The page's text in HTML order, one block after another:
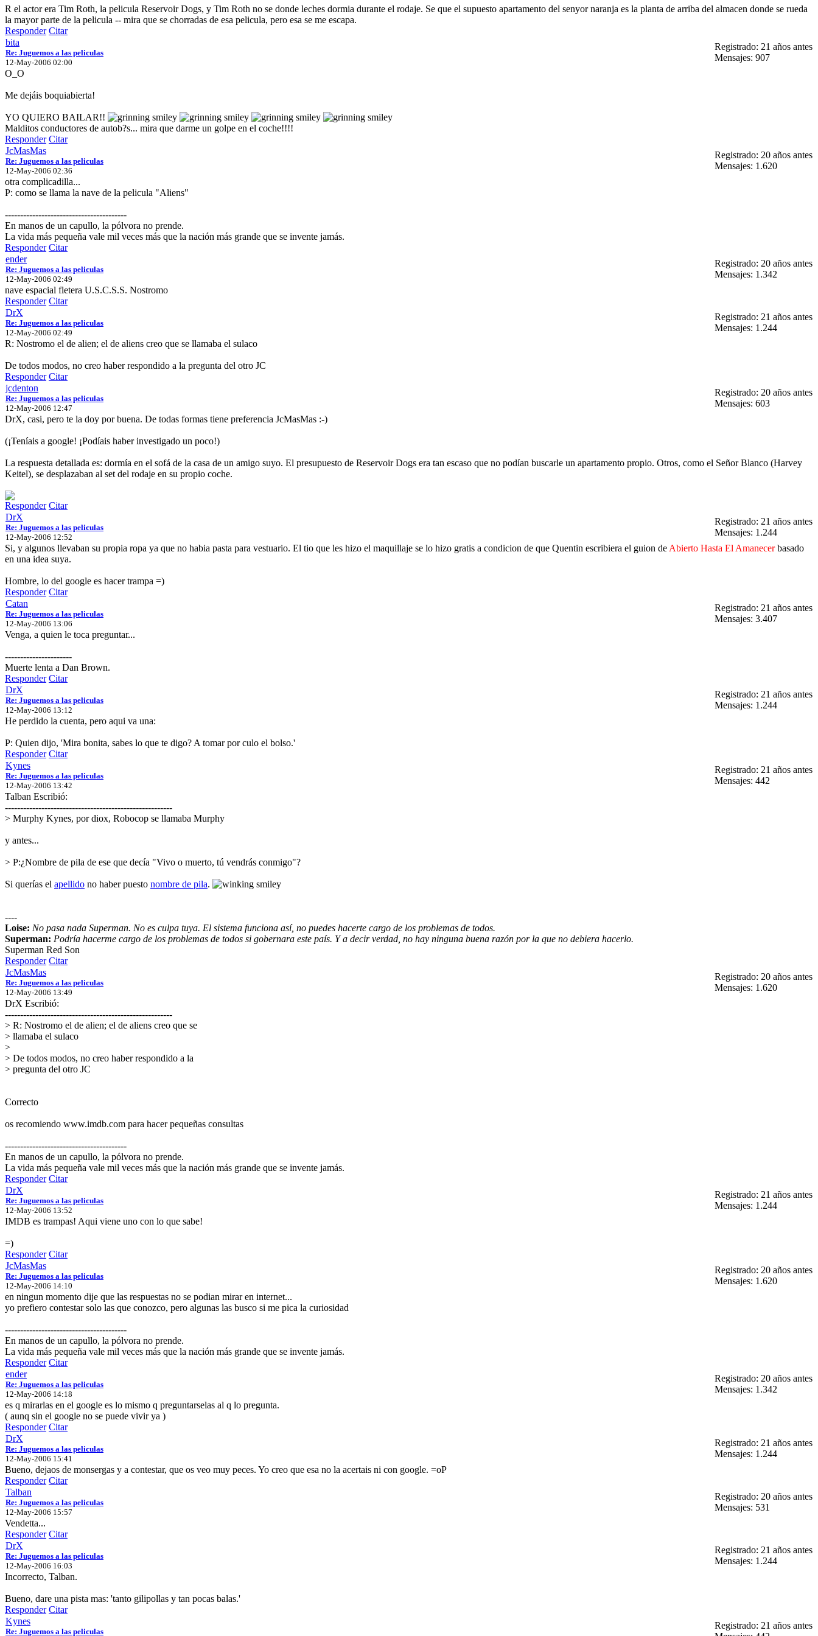
R el actor era Tim Roth, la pelicula Reservoir Dogs, y Tim Roth no se donde leches dormia durante el rodaje. Se que el supuesto apartamento del senyor naranja es la planta de arriba del almacen donde se rueda
la mayor parte de la pelicula -- mira que se chorradas de esa pelicula, pero esa se me escapa.
Responder Citar
bita
Re: Juguemos a las peliculas
12-May-2006 02:00
Registrado: 21 años antes
Mensajes: 907
O_O
Me dejáis boquiabierta!
YO QUIERO BAILAR!!
Malditos conductores de autob?s... mira que darme un golpe en el coche!!!!
Responder Citar
JcMasMas
Re: Juguemos a las peliculas
12-May-2006 02:36
Registrado: 20 años antes
Mensajes: 1.620
otra complicadilla...
P: como se llama la nave de la pelicula "Aliens"
----------------------------------------
En manos de un capullo, la pólvora no prende.
La vida más pequeña vale mil veces más que la nación más grande que se invente jamás.
Responder Citar
ender
Re: Juguemos a las peliculas
12-May-2006 02:49
Registrado: 20 años antes
Mensajes: 1.342
nave espacial fletera U.S.C.S.S. Nostromo
Responder Citar
DrX
Re: Juguemos a las peliculas
12-May-2006 02:49
Registrado: 21 años antes
Mensajes: 1.244
R: Nostromo el de alien; el de aliens creo que se llamaba el sulaco
De todos modos, no creo haber respondido a la pregunta del otro JC
Responder Citar
jcdenton
Re: Juguemos a las peliculas
12-May-2006 12:47
Registrado: 20 años antes
Mensajes: 603
DrX, casi, pero te la doy por buena. De todas formas tiene preferencia JcMasMas :-)
(¡Teníais a google! ¡Podíais haber investigado un poco!)
La respuesta detallada es: dormía en el sofá de la casa de un amigo suyo. El presupuesto de Reservoir Dogs era tan escaso que no podían buscarle un apartamento propio. Otros, como el Señor Blanco (Harvey
Keitel), se desplazaban al set del rodaje en su propio coche.
Responder Citar
DrX
Re: Juguemos a las peliculas
12-May-2006 12:52
Registrado: 21 años antes
Mensajes: 1.244
Si, y algunos llevaban su propia ropa ya que no habia pasta para vestuario. El tio que les hizo el maquillaje se lo hizo gratis a condicion de que Quentin escribiera el guion de Abierto Hasta El Amanecerbasado
en una idea suya.
Hombre, lo del google es hacer trampa =)
Responder Citar
Catan
Re: Juguemos a las peliculas
12-May-2006 13:06
Registrado: 21 años antes
Mensajes: 3.407
Venga, a quien le toca preguntar...
----------------------
Muerte lenta a Dan Brown.
Responder Citar
DrX
Re: Juguemos a las peliculas
12-May-2006 13:12
Registrado: 21 años antes
Mensajes: 1.244
He perdido la cuenta, pero aqui va una:
P: Quien dijo, 'Mira bonita, sabes lo que te digo? A tomar por culo el bolso.'
Responder Citar
Kynes
Re: Juguemos a las peliculas
12-May-2006 13:42
Registrado: 21 años antes
Mensajes: 442
Talban Escribió:
-------------------------------------------------------
> Murphy Kynes, por diox, Robocop se llamaba Murphy
y antes...
> P:¿Nombre de pila de ese que decía "Vivo o muerto, tú vendrás conmigo"?
Si querías el apellido no haber puesto nombre de pila.
----
Loise: No pasa nada Superman. No es culpa tuya. El sistema funciona así, no puedes hacerte cargo de los problemas de todos.
Superman: Podría hacerme cargo de los problemas de todos si gobernara este país. Y a decir verdad, no hay ninguna buena razón por la que no debiera hacerlo.
Superman Red Son
Responder Citar
JcMasMas
Re: Juguemos a las peliculas
12-May-2006 13:49
Registrado: 20 años antes
Mensajes: 1.620
DrX Escribió:
-------------------------------------------------------
> R: Nostromo el de alien; el de aliens creo que se
> llamaba el sulaco
>
> De todos modos, no creo haber respondido a la
> pregunta del otro JC
Correcto
os recomiendo www.imdb.com para hacer pequeñas consultas
----------------------------------------
En manos de un capullo, la pólvora no prende.
La vida más pequeña vale mil veces más que la nación más grande que se invente jamás.
Responder Citar
DrX
Re: Juguemos a las peliculas
12-May-2006 13:52
Registrado: 21 años antes
Mensajes: 1.244
IMDB es trampas! Aqui viene uno con lo que sabe!
=)
Responder Citar
JcMasMas
Re: Juguemos a las peliculas
12-May-2006 14:10
Registrado: 20 años antes
Mensajes: 1.620
en ningun momento dije que las respuestas no se podian mirar en internet...
yo prefiero contestar solo las que conozco, pero algunas las busco si me pica la curiosidad
----------------------------------------
En manos de un capullo, la pólvora no prende.
La vida más pequeña vale mil veces más que la nación más grande que se invente jamás.
Responder Citar
ender
Re: Juguemos a las peliculas
12-May-2006 14:18
Registrado: 20 años antes
Mensajes: 1.342
es q mirarlas en el google es lo mismo q preguntarselas al q lo pregunta.
( aunq sin el google no se puede vivir ya )
Responder Citar
DrX
Re: Juguemos a las peliculas
12-May-2006 15:41
Registrado: 21 años antes
Mensajes: 1.244
Bueno, dejaos de monsergas y a contestar, que os veo muy peces. Yo creo que esa no la acertais ni con google. =oP
Responder Citar
Talban
Re: Juguemos a las peliculas
12-May-2006 15:57
Registrado: 20 años antes
Mensajes: 531
Vendetta...
Responder Citar
DrX
Re: Juguemos a las peliculas
12-May-2006 16:03
Registrado: 21 años antes
Mensajes: 1.244
Incorrecto, Talban.
Bueno, dare una pista mas: 'tanto gilipollas y tan pocas balas.'
Responder Citar
Kynes
Re: Juguemos a las peliculas
Registrado: 21 años antes